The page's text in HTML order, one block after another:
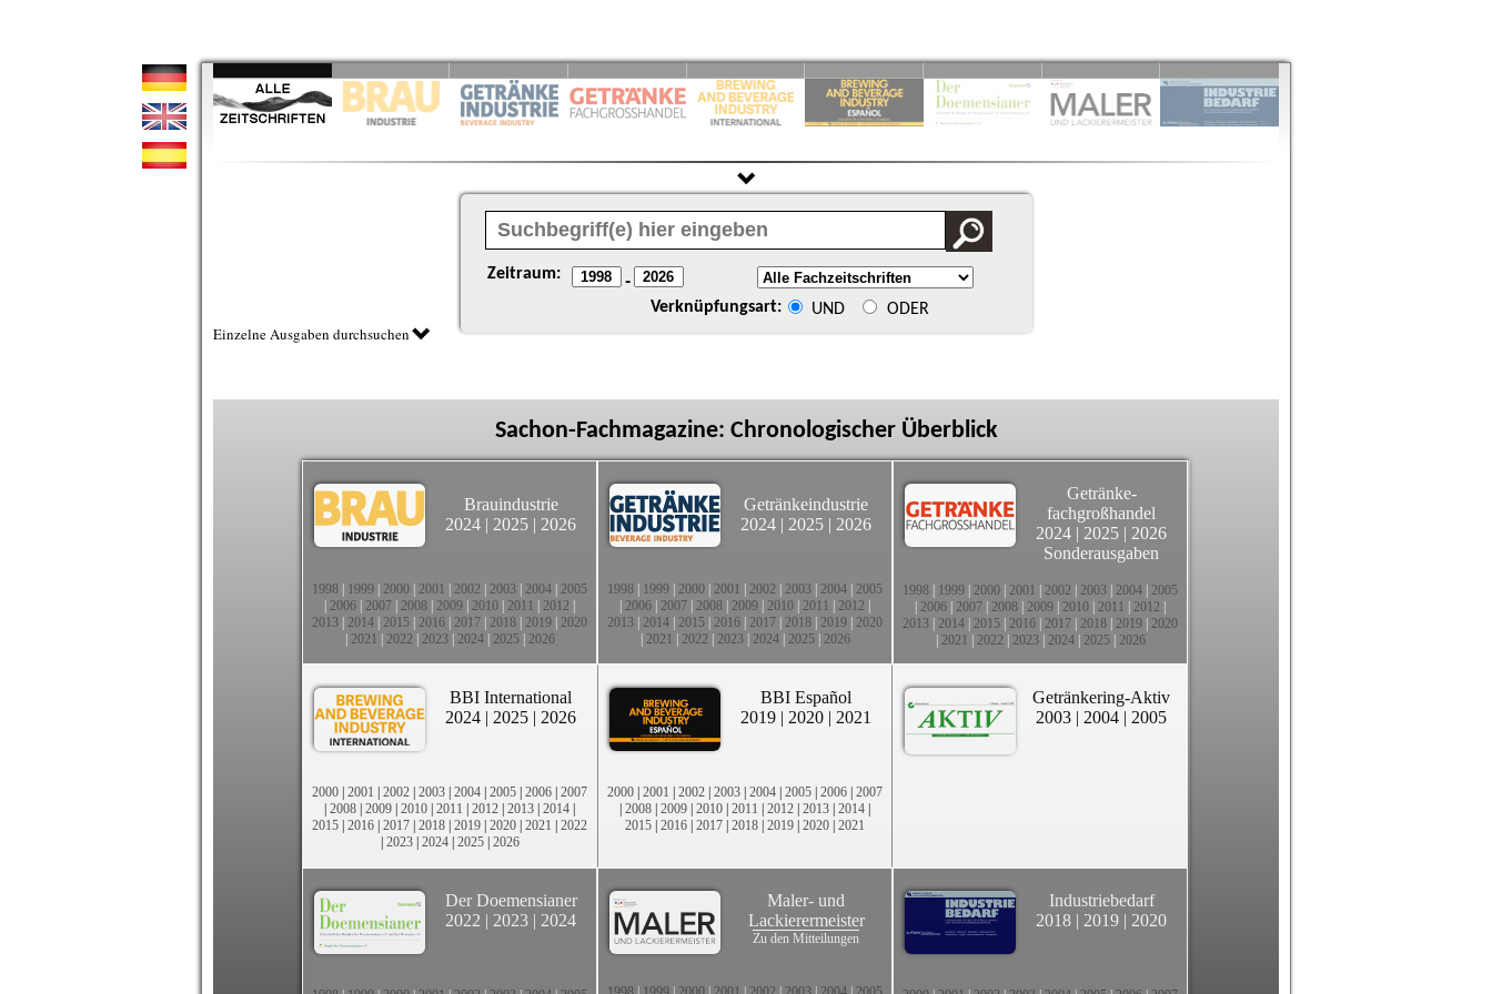
Zeitraum: -
Verknüpfungsart: UND ODER
Einzelne Ausgaben durchsuchen
Sachon-Fachmagazine: Chronologischer Überblick
Brauindustrie
2024 | 2025 | 2026
1998 1999 2000 2001 2002 2003 2004 2005
2006 2007 2008 2009 2010 2011 2012
2013 2014 2015 2016 2017 2018 2019 2020
2021 2022 2023| 2024| 2025| 2026
Getränkeindustrie
2024 | 2025 | 2026
1998 1999 2000 2001 2002 2003 2004 2005
2006 2007 2008 2009 2010 2011 2012
2013 2014 2015 2016 2017 2018 2019 2020
2021 2022 2023| 2024| 2025| 2026
Getränke-
fachgroßhandel
2024 | 2025 | 2026
Sonderausgaben
1998 1999 2000 2001 2002 2003 2004 2005
2006 2007 2008 2009 2010 2011 2012
2013 2014 2015 2016 2017 2018 2019 2020
2021 2022 2023| 2024| 2025| 2026
BBI International
2024 | 2025 | 2026
2000 | 2001 | 2002 | 2003 | 2004 | 2005 | 2006 | 2007
| 2008 | 2009 | 2010 | 2011 | 2012 | 2013 | 2014 |
2015 | 2016 | 2017 | 2018 | 2019 | 2020 | 2021 | 2022
| 2023| 2024| 2025| 2026
BBI Español
2019 | 2020 | 2021
2000 | 2001 | 2002 | 2003 | 2004 | 2005 | 2006 | 2007
| 2008 | 2009 | 2010 | 2011 | 2012 | 2013 | 2014 |
2015 | 2016 | 2017 | 2018 | 2019 | 2020 | 2021
Getränkering-Aktiv
2003 | 2004 | 2005
Der Doemensianer
2022 | 2023 | 2024
Maler- und
Lackierermeister
Zu den Mitteilungen
Industriebedarf
2018 | 2019 | 2020